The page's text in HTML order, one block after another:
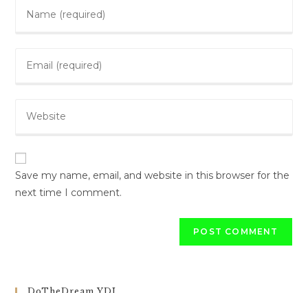
your
username
your
your
(optional)
Save my name, email, and website in this browser for the
next time I comment.